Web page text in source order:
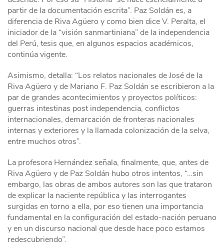
partir de la documentación escrita”. Paz Soldán es, a
diferencia de Riva Agüero y como bien dice V. Peralta, el
iniciador de la “visión sanmartiniana” de la independencia
del Perú, tesis que, en algunos espacios académicos,
continúa vigente.
Asimismo, detalla: “Los relatos nacionales de José de la
Riva Agüero y de Mariano F. Paz Soldán se escribieron a la
par de grandes acontecimientos y proyectos políticos:
guerras intestinas post independencia, conflictos
internacionales, demarcación de fronteras nacionales
internas y exteriores y la llamada colonización de la selva,
entre muchos otros”.
La profesora Hernández señala, finalmente, que, antes de
Riva Agüero y de Paz Soldán hubo otros intentos, “…sin
embargo, las obras de ambos autores son las que trataron
de explicar la naciente república y las interrogantes
surgidas en torno a ella, por eso tienen una importancia
fundamental en la configuración del estado-nación peruano
y en un discurso nacional que desde hace poco estamos
redescubriendo”.